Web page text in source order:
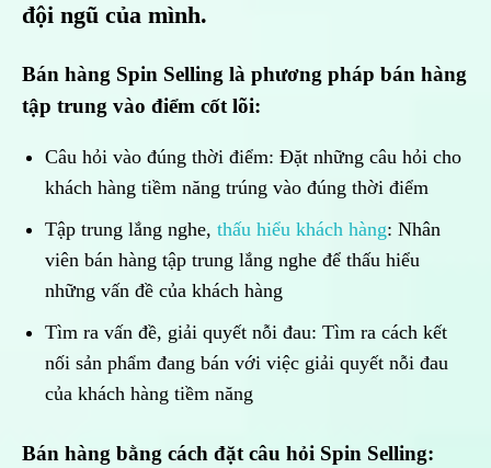
đội ngũ của mình.
Bán hàng Spin Selling là phương pháp bán hàng
tập trung vào điểm cốt lõi:
Câu hỏi vào đúng thời điểm: Đặt những câu hỏi cho
khách hàng tiềm năng trúng vào đúng thời điểm
Tập trung lắng nghe, thấu hiểu khách hàng: Nhân
viên bán hàng tập trung lắng nghe để thấu hiểu
những vấn đề của khách hàng
Tìm ra vấn đề, giải quyết nỗi đau: Tìm ra cách kết
nối sản phẩm đang bán với việc giải quyết nỗi đau
của khách hàng tiềm năng
Bán hàng bằng cách đặt câu hỏi Spin Selling: